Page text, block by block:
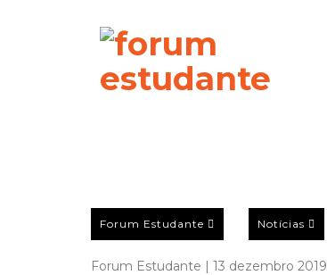
Forum Estudante Notícias
Forum Estudante | 13 dezembro 2019